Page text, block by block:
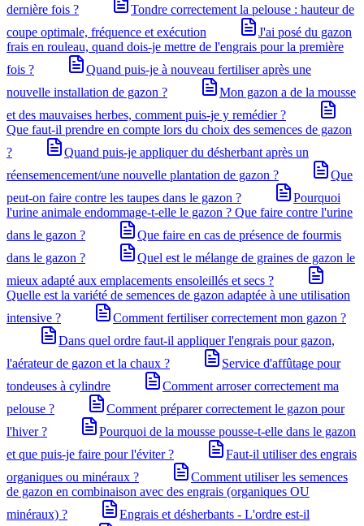
dernière fois ?
Tondre correctement la pelouse : hauteur de
coupe optimale, fréquence et exécution
J'ai posé du gazon
frais en rouleau, quand dois-je mettre de l'engrais pour la première
fois ?
Quand puis-je à nouveau fertiliser après une
nouvelle installation de gazon ?
Mon gazon a de la mousse
et des mauvaises herbes, comment puis-je y remédier ?
Que faut-il prendre en compte lors du choix des semences de gazon
?
Quand puis-je appliquer du désherbant après un
réensemencement/une nouvelle plantation de gazon ?
Que
peut-on faire contre les taupes dans le gazon ?
Pourquoi
l'urine animale endommage-t-elle le gazon ? Que faire contre l'urine
dans le gazon ?
Que faire en cas de présence de fourmis
dans le gazon ?
Quel est le mélange de graines de gazon le
mieux adapté aux emplacements ensoleillés et secs ?
Quelle est la variété de semences de gazon adaptée à une utilisation
intensive ?
Comment fertiliser correctement mon gazon ?
Dans quel ordre faut-il appliquer l'engrais pour gazon,
l'aérateur de gazon et la chaux ?
Service d'affûtage pour
tondeuses à cylindre
Comment arroser correctement ma
pelouse ?
Comment préparer correctement le gazon pour
l'hiver ?
Pourquoi de la mousse pousse-t-elle dans le gazon
et que puis-je faire pour l'éviter ?
Faut-il utiliser des engrais
organiques ou minéraux ?
Comment utiliser les semences
de gazon en combinaison avec des engrais (organiques OU
minéraux) ?
Engrais et désherbants - L'ordre est-il